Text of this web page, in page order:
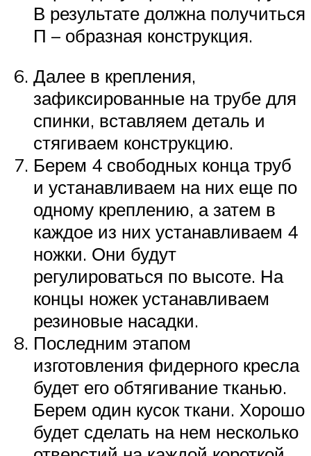
В результате должна получиться
П – образная конструкция.
Далее в крепления,
зафиксированные на трубе для
спинки, вставляем деталь и
стягиваем конструкцию.
Берем 4 свободных конца труб
и устанавливаем на них еще по
одному креплению, а затем в
каждое из них устанавливаем 4
ножки. Они будут
регулироваться по высоте. На
концы ножек устанавливаем
резиновые насадки.
Последним этапом
изготовления фидерного кресла
будет его обтягивание тканью.
Берем один кусок ткани. Хорошо
будет сделать на нем несколько